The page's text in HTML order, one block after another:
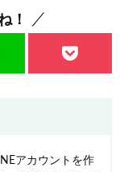
！
アカウントを作